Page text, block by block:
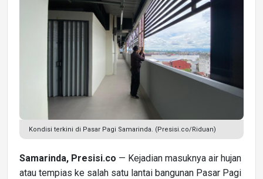
Kondisi terkini di Pasar Pagi Samarinda. (Presisi.co/Riduan)
Samarinda, Presisi.co — Kejadian masuknya air hujan
atau tempias ke salah satu lantai bangunan Pasar Pagi